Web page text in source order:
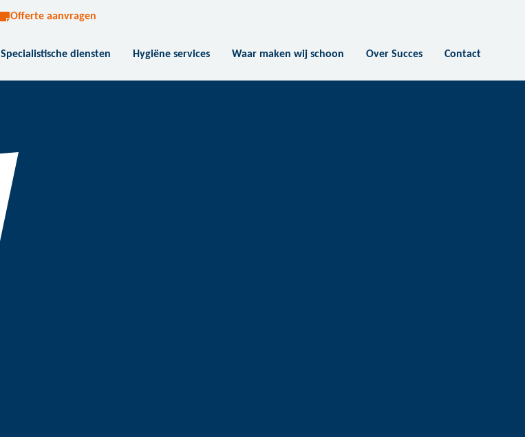
Offerte aanvragen
Specialistische diensten Hygiëne services Waar maken wij schoon Over Succes Contact